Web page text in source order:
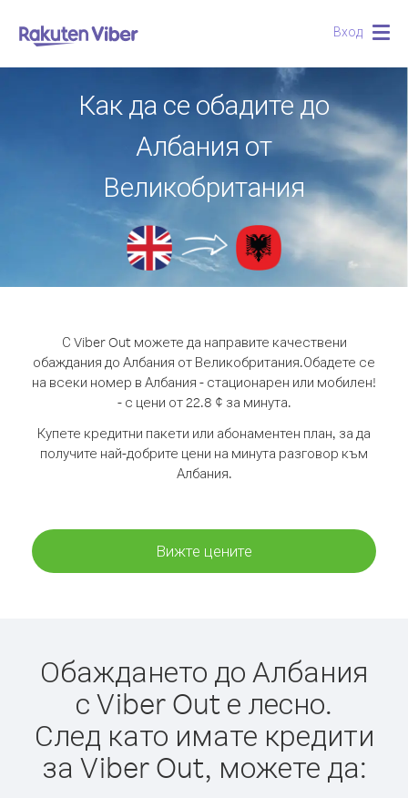
Вход
Как да се обадите до
Албания от
Великобритания
С Viber Out можете да направите качествени
обаждания до Албания от Великобритания.Обадете се
на всеки номер в Албания - стационарен или мобилен!
- с цени от 22.8 ¢ за минута.
Купете кредитни пакети или абонаментен план, за да
получите най-добрите цени на минута разговор към
Албания.
Вижте цените
Обаждането до Албания
с Viber Out е лесно.
След като имате кредити
за Viber Out, можете да: